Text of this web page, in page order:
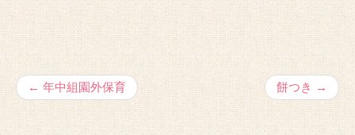
← 年中組園外保育 餅つき →